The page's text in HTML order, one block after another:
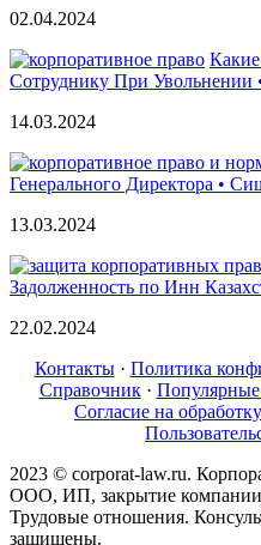
02.04.2024
Сотруднику При Увольнении
14.03.2024
Генерального Директора •
13.03.2024
Задолженность по Инн
22.02.2024
Контакты· Политика
Справочник· Популярные
Согласие на
2023 © corporat-law.ru.
ООО, ИП, закрытие
Трудовые отношения.
защищены.